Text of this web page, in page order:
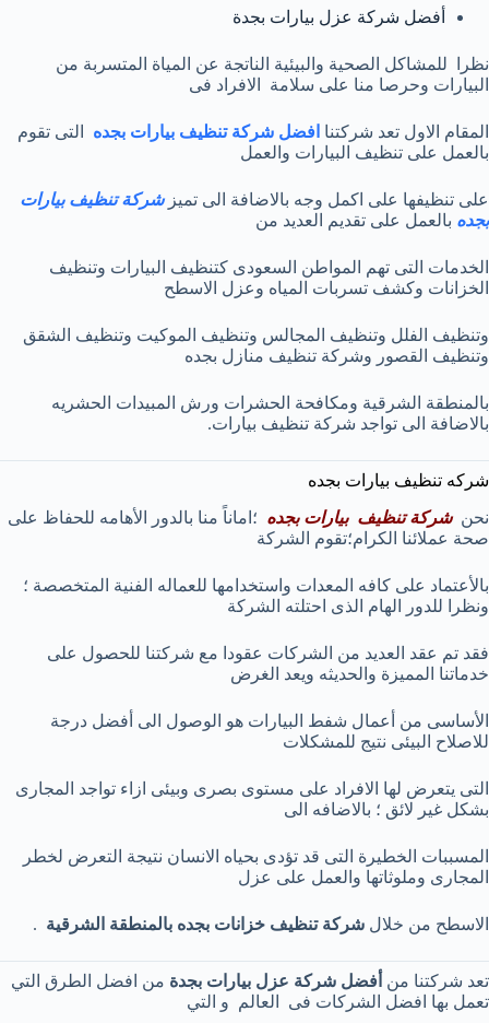
أفضل شركة عزل بيارات بجدة
نظرا للمشاكل الصحية والبيئية الناتجة عن المياة المتسربة من
البيارات وحرصا منا على سلامة الافراد فى
المقام الاول تعد شركتنا افضل شركة تنظيف بيارات بجده التى تقوم
بالعمل على تنظيف البيارات والعمل
على تنظيفها على اكمل وجه بالاضافة الى تميز شركة تنظيف بيارات
بجده بالعمل على تقديم العديد من
الخدمات التى تهم المواطن السعودى كتنظيف البيارات وتنظيف
الخزانات وكشف تسربات المياه وعزل الاسطح
وتنظيف الفلل وتنظيف المجالس وتنظيف الموكيت وتنظيف الشقق
وتنظيف القصور وشركة تنظيف منازل بجده
بالمنطقة الشرقية ومكافحة الحشرات ورش المبيدات الحشريه
بالاضافة الى تواجد شركة تنظيف بيارات.
شركه تنظيف بيارات بجده
نحنشركة تنظيف بيارات بجده ؛اماناً منا بالدور الأهامه للحفاظ على
صحة عملائنا الكرام؛تقوم الشركة
بالأعتماد على كافه المعدات واستخدامها للعماله الفنية المتخصصة ؛
ونظرا للدور الهام الذى احتلته الشركة
فقد تم عقد العديد من الشركات عقودا مع شركتنا للحصول على
خدماتنا المميزة والحديثه ويعد الغرض
الأساسى من أعمال شفط البيارات هو الوصول الى أفضل درجة
للاصلاح البيئى نتيج للمشكلات
التى يتعرض لها الافراد على مستوى بصرى وبيئى ازاء تواجد المجارى
بشكل غير لائق ؛ بالاضافه الى
المسببات الخطيرة التى قد تؤدى بحياه الانسان نتيجة التعرض لخطر
المجارى وملوثاتها والعمل على عزل
الاسطح من خلال شركة تنظيف خزانات بجده بالمنطقة الشرقية .
تعد شركتنا من أفضل شركة عزل بيارات بجدة من افضل الطرق التي
تعمل بها افضل الشركات فى العالم و التي